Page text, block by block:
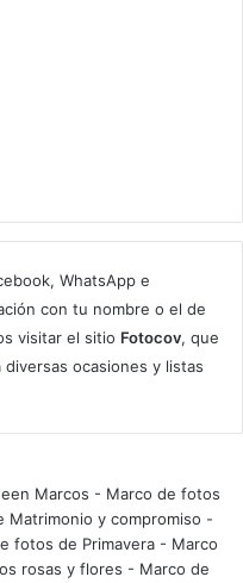
WhatsApp e
con tu nombre o el de
visitar el sitio Fotocov, que
ocasiones y listas
Marcos - Marco de fotos
Matrimonio y compromiso -
fotos de Primavera- Marco
rosas y flores - Marco de